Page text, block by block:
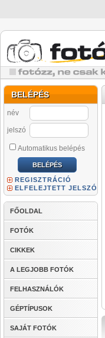
BELÉPÉS
név
jelszó
Automatikus belépés
REGISZTRÁCIÓ
ELFELEJTETT JELSZÓ
FŐOLDAL
FOTÓK
CIKKEK
A LEGJOBB FOTÓK
FELHASZNÁLÓK
GÉPTÍPUSOK
SAJÁT FOTÓK